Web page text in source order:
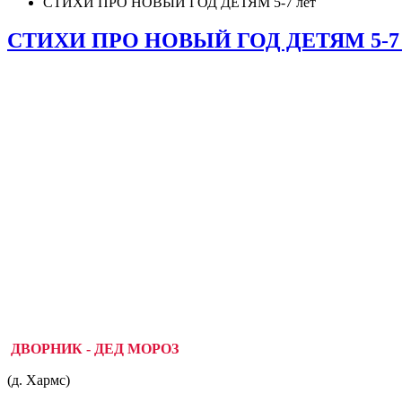
СТИХИ ПРО НОВЫЙ ГОД ДЕТЯМ 5-7
ДВОРНИК - ДЕД МОРОЗ
(д. Хармс)